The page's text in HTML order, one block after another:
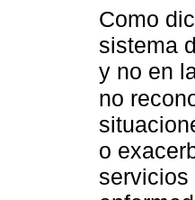
Como
sistema
y no en
no
o
servicios